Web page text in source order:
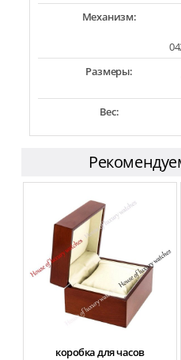
Механизм:
Размеры:
Вес:
коробка для часов